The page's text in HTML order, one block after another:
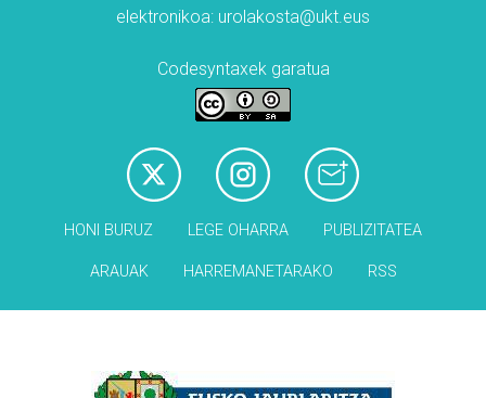
elektronikoa: urolakosta@ukt.eus
Codesyntaxek garatua
HONI BURUZ LEGE OHARRA PUBLIZITATEA
ARAUAK HARREMANETARAKO RSS